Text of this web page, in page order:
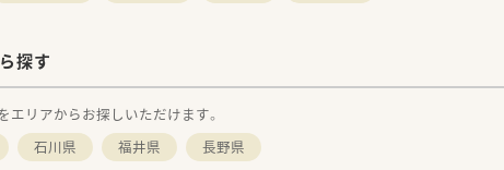
探す
リアからお探しいただけます。
石川県 福井県 長野県